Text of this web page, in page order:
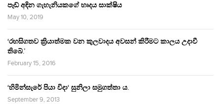
පෑඩ් අඳින ගැහැනියකගේ හෘදය සාක්ෂිය
May 10, 2019
‘රහසිගතව ක්‍රියාත්මක වන කුලවාදය අවසන් කිරීමට කාලය උදාවී
තිබේ.’
February 15, 2016
‘හිමින්සැරේ පියා විදා‘ සුනිලා සමුගත්තා ය.
September 9, 2013